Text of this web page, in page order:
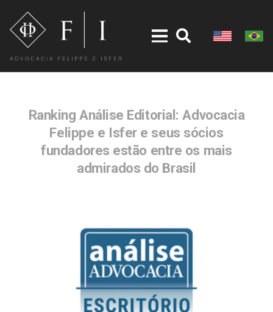
Ranking Análise Editorial: Advocacia
Felippe e Isfer e seus sócios
fundadores estão entre os mais
admirados do Brasil